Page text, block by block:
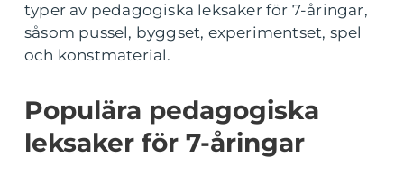
typer av pedagogiska leksaker för 7-åringar,
såsom pussel, byggset, experimentset, spel
och konstmaterial.
Populära pedagogiska
leksaker för 7-åringar